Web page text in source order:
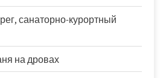
санаторно-курортный
на дровах